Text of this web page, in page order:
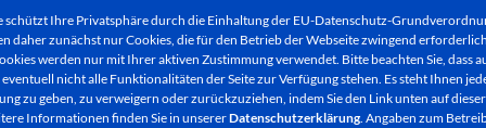
schützt Ihre Privatsphäre durch die Einhaltung der EU-Datenschutz-
daher zunächst nur Cookies, die für den Betrieb der Webseite zwingend
werden nur mit Ihrer aktiven Zustimmung verwendet. Bitte beachten Sie, dass
nicht alle Funktionalitäten der Seite zur Verfügung stehen. Es steht Ihnen
zu geben, zu verweigern oder zurückzuziehen, indem Sie den Link unten auf
Informationen finden Sie in unsererDatenschutzerklärung. Angaben zum
07.08.2026
Feuerwehr, reiten, Kanufahren und mehr bei
den Fe-rienfreizeiten der Stadtjugendpflege